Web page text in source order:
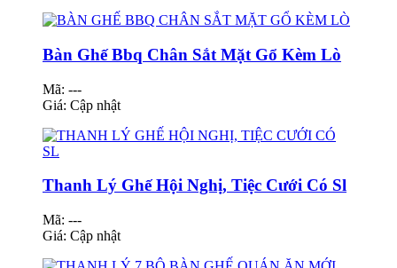
Bàn Ghế Bbq Chân Sắt Mặt Gổ Kèm Lò
Mã: ---
Giá: Cập nhật
Thanh Lý Ghế Hội Nghị, Tiệc Cưới Có Sl
Mã: ---
Giá: Cập nhật